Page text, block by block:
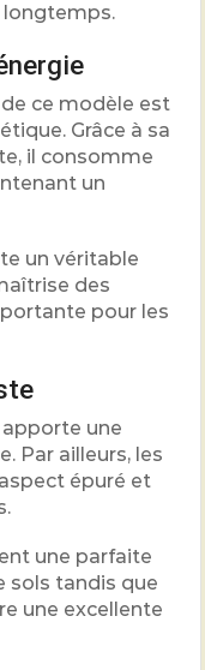
de ce modèle est
Grâce à sa
il consomme
un
un véritable
des
pour les
une
Par ailleurs, les
épuré et
une parfaite
sols tandis que
une excellente